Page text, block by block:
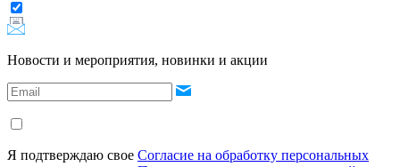
Новости и мероприятия, новинки и акции
Я подтверждаю свое Согласие на обработку персональных